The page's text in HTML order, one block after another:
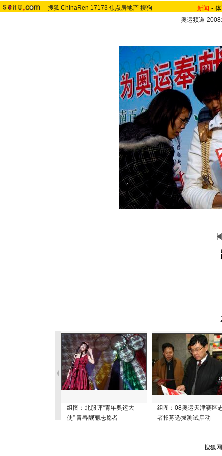
搜狐 ChinaRen 17173 焦点房地产 搜狗 新闻 -
奥运频道-2008
组图：北服评“青年奥运大
使” 青春靓丽志愿者
组图：08奥运天津赛区
者招募选拔测试启动